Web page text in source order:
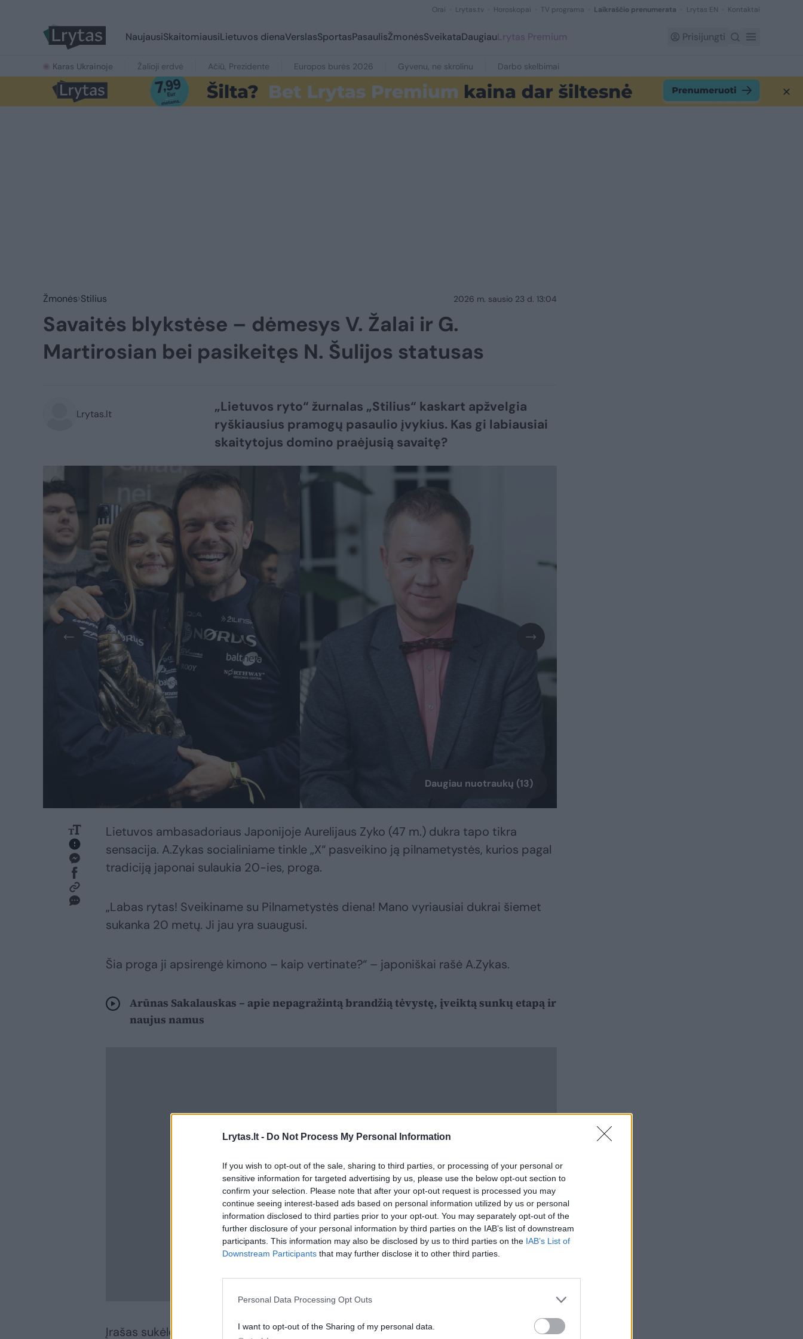
Lrytas.lt - Do Not Process My Personal Information
If you wish to opt-out of the sale, sharing to third parties, or processing of your personal or
sensitive information for targeted advertising by us, please use the below opt-out section to
confirm your selection. Please note that after your opt-out request is processed you may
continue seeing interest-based ads based on personal information utilized by us or personal
information disclosed to third parties prior to your opt-out. You may separately opt-out of the
further disclosure of your personal information by third parties on the IAB’s list of downstream
participants. This information may also be disclosed by us to third parties on the IAB’s List of
Downstream Participants that may further disclose it to other third parties.
Personal Data Processing Opt Outs
I want to opt-out of the Sharing of my personal data.
Orai Lrytas.tv Horoskopai TV programa Laikraščio prenumerata Lrytas EN Kontaktai
NaujausiSkaitomiausiLietuvos dienaVerslasSportasPasaulisŽmonėsSveikataDaugiauLrytas Premium Prisijungti
Karas Ukrainoje Žalioji erdvė Ačiū, Prezidente Europos burės 2026 Gyvenu, ne skrolinu Darbo skelbimai
Žmonės Stilius 2026 m. sausio 23 d. 13:04
Savaitės blykstėse – dėmesys V. Žalai ir G.
Martirosian bei pasikeitęs N. Šulijos statusas
Lrytas.lt
„Lietuvos ryto“ žurnalas „Stilius“ kaskart apžvelgia
ryškiausius pramogų pasaulio įvykius. Kas gi labiausiai
skaitytojus domino praėjusią savaitę?
Daugiau nuotraukų (13)
Lietuvos ambasadoriaus Japonijoje Aurelijaus Zyko (47 m.) dukra tapo tikra
sensacija. A.Zykas socialiniame tinkle „X“ pasveikino ją pilnametystės, kurios pagal
tradiciją japonai sulaukia 20-ies, proga.
„Labas rytas! Sveikiname su Pilnametystės diena! Mano vyriausiai dukrai šiemet
sukanka 20 metų. Ji jau yra suaugusi.
Šia proga ji apsirengė kimono – kaip vertinate?“ – japoniškai rašė A.Zykas.
Arūnas Sakalauskas – apie nepagražintą brandžią tėvystę, įveiktą sunkų etapą ir
naujus namus
Įrašas sukėlė tikrą audrą – buvo peržiūrėtas beveik 10 milijonų kartų ir sulaukė 130